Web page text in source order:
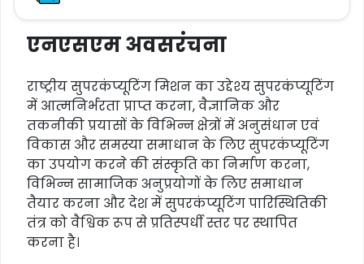
एनएसएम अवसरंचना
राष्ट्रीय सुपरकंप्यूटिंग मिशन का उद्देश्य सुपरकंप्यूटिंग
में आत्मनिर्भरता प्राप्त करना, वैज्ञानिक और
तकनीकी प्रयासों के विभिन्न क्षेत्रों में अनुसंधान एवं
विकास और समस्या समाधान के लिए सुपरकंप्यूटिंग
का उपयोग करने की संस्कृति का निर्माण करना,
विभिन्न सामाजिक अनुप्रयोगों के लिए समाधान
तैयार करना और देश में सुपरकंप्यूटिंग पारिस्थितिकी
तंत्र को वैश्विक रूप से प्रतिस्पर्धी स्तर पर स्थापित
करना है।